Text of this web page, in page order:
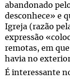
abandonado
desconhece» e
Igreja (razão
expressão
remotas, em
havia no
É interessante